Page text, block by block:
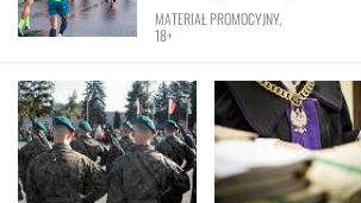
MATERIAŁ PROMOCYJNY,
18+